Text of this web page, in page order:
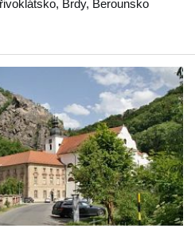
, Brdy, Berounsko